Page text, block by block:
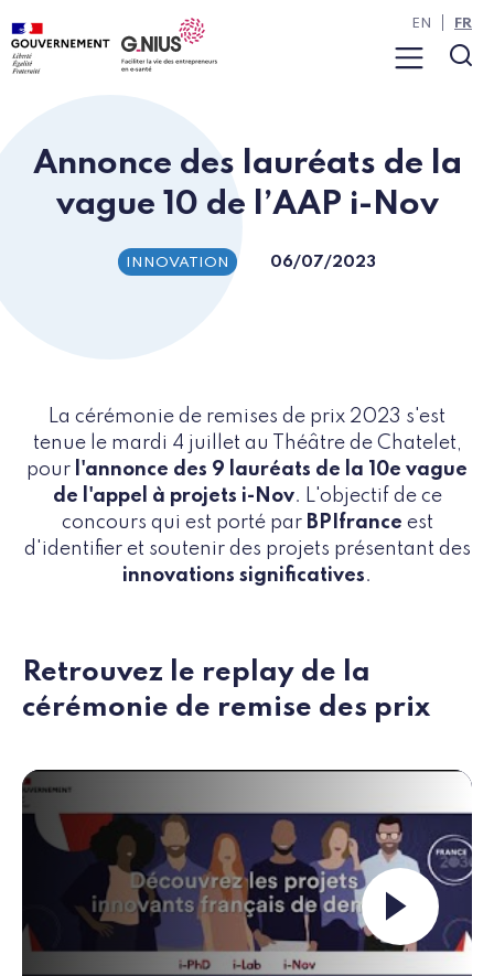
Panneau de gestion des cookies
Aller au contenu
Aller à la navigation
Menu
EN FR
Annonce des lauréats de la
vague 10 de l’AAP i-Nov
INNOVATION 06/07/2023
La cérémonie de remises de prix 2023 s'est
tenue le mardi 4 juillet au Théâtre de Chatelet,
pour l'annonce des 9 lauréats de la 10e vague
de l'appel à projets i-Nov. L'objectif de ce
concours qui est porté par BPIfrance est
d'identifier et soutenir des projets présentant des
innovations significatives.
Retrouvez le replay de la
cérémonie de remise des prix
Launch the video ""